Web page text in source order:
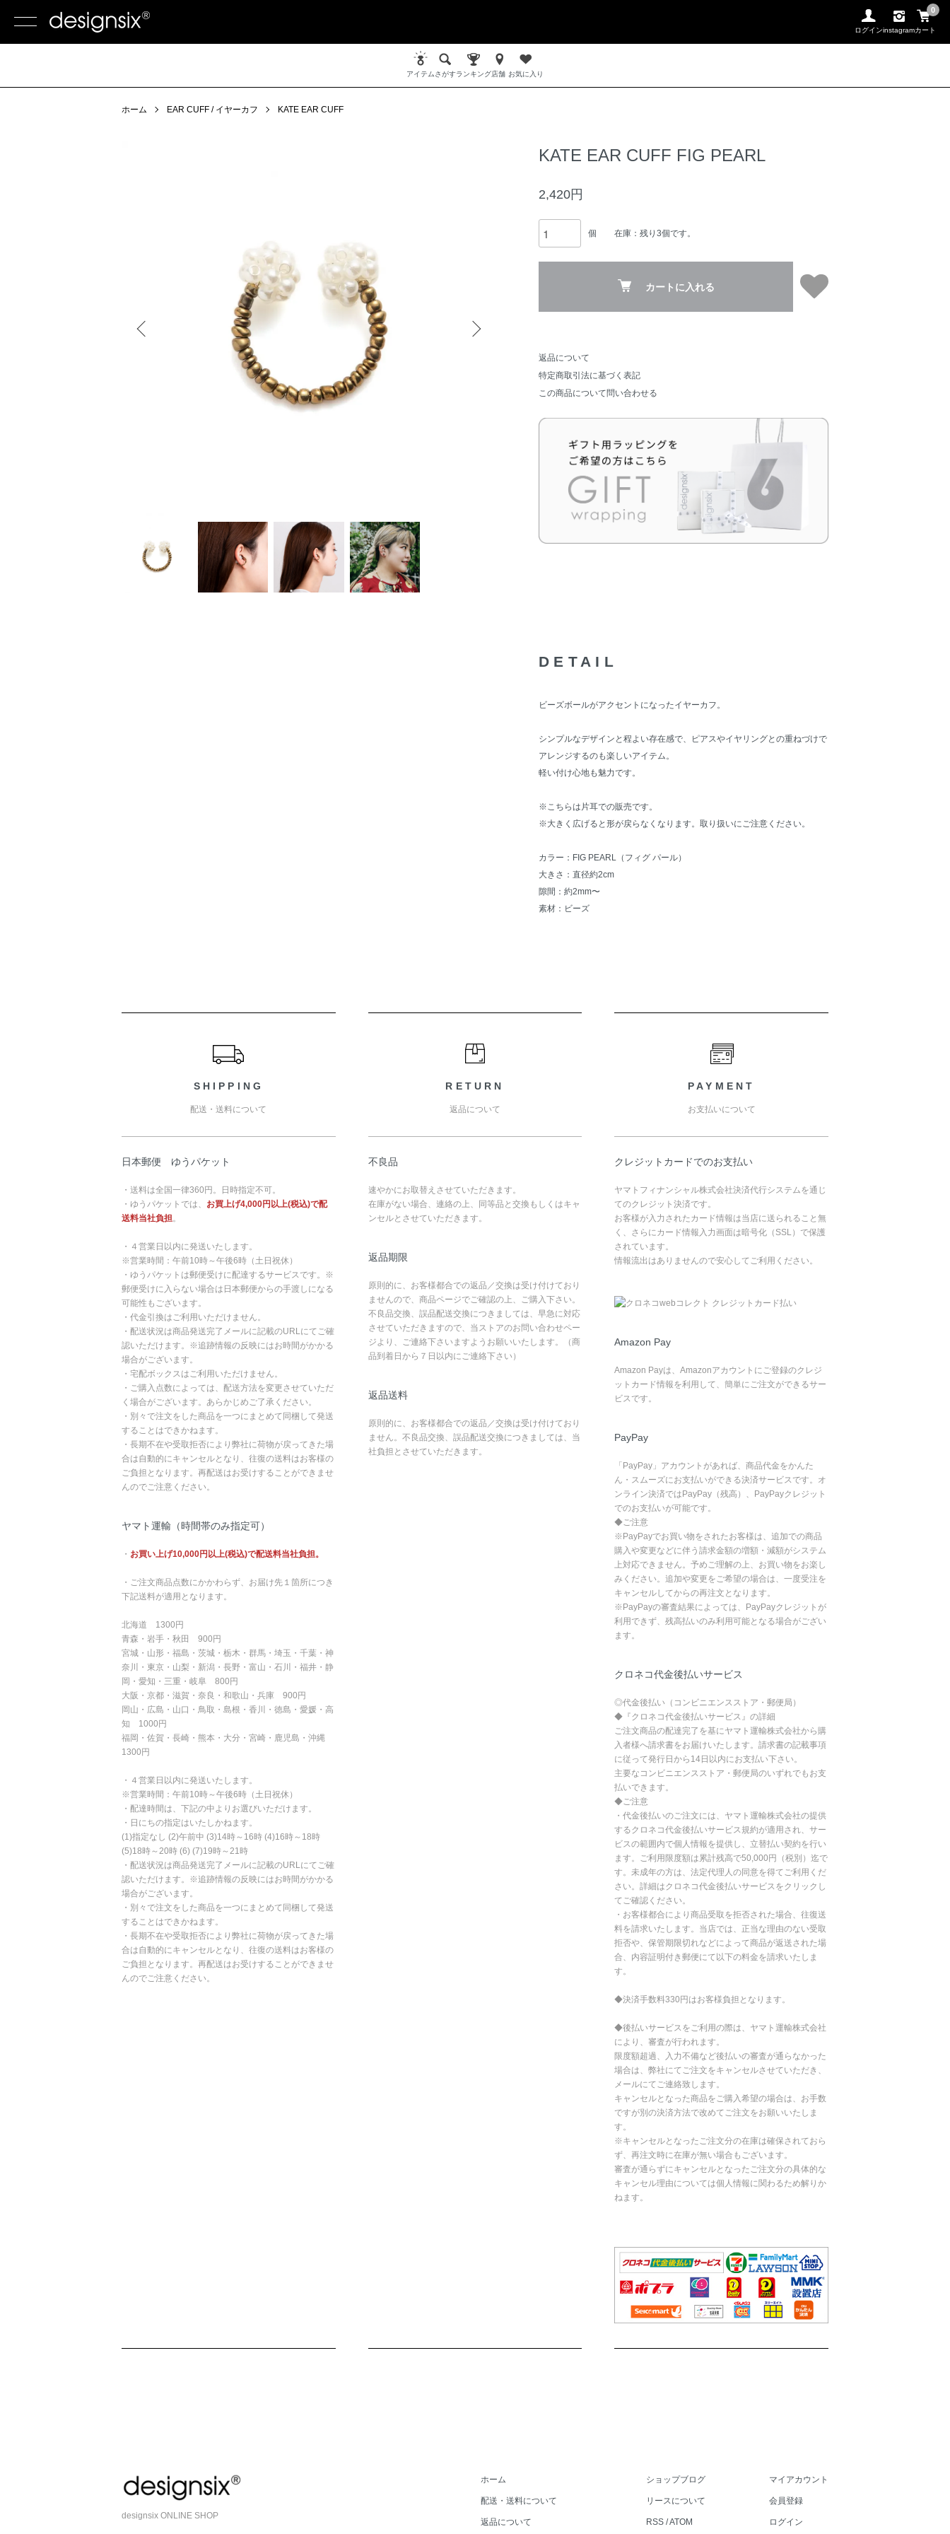
ログインinstagram
0
カート
アイテムさがすランキング店舗 お気に入り
ホーム EAR CUFF / イヤーカフ KATE EAR CUFF
KATE EAR CUFF FIG PEARL
2,420円
個 在庫：残り3個です。
カートに入れる
返品について
特定商取引法に基づく表記
この商品について問い合わせる
DETAIL
ビーズボールがアクセントになったイヤーカフ。
シンプルなデザインと程よい存在感で、ピアスやイヤリングとの重ねづけで
アレンジするのも楽しいアイテム。
軽い付け心地も魅力です。
※こちらは片耳での販売です。
※大きく広げると形が戻らなくなります。取り扱いにご注意ください。
カラー：FIG PEARL（フィグ パール）
大きさ：直径約2cm
隙間：約2mm〜
素材：ビーズ
SHIPPING
配送・送料について
日本郵便 ゆうパケット
・送料は全国一律360円。日時指定不可。
・ゆうパケットでは、 お買上げ4,000円以上(税込)で配
送料当社負担 。
・４営業日以内に発送いたします。
※営業時間：午前10時～午後6時（土日祝休）
・ゆうパケットは郵便受けに配達するサービスです。※
郵便受けに入らない場合は日本郵便からの手渡しになる
可能性もございます。
・代金引換はご利用いただけません。
・配送状況は商品発送完了メールに記載のURLにてご確
認いただけます。※追跡情報の反映にはお時間がかかる
場合がございます。
・宅配ボックスはご利用いただけません。
・ご購入点数によっては、配送方法を変更させていただ
く場合がございます。あらかじめご了承ください。
・別々で注文をした商品を一つにまとめて同梱して発送
することはできかねます。
・長期不在や受取拒否により弊社に荷物が戻ってきた場
合は自動的にキャンセルとなり、往復の送料はお客様の
ご負担となります。再配送はお受けすることができませ
んのでご注意ください。
ヤマト運輸（時間帯のみ指定可）
・ お買い上げ10,000円以上(税込)で配送料当社負担。
・ご注文商品点数にかかわらず、お届け先１箇所につき
下記送料が適用となります。
北海道 1300円
青森・岩手・秋田 900円
宮城・山形・福島・茨城・栃木・群馬・埼玉・千葉・神
奈川・東京・山梨・新潟・長野・富山・石川・福井・静
岡・愛知・三重・岐阜 800円
大阪・京都・滋賀・奈良・和歌山・兵庫 900円
岡山・広島・山口・鳥取・島根・香川・徳島・愛媛・高
知 1000円
福岡・佐賀・長崎・熊本・大分・宮崎・鹿児島・沖縄
1300円
・４営業日以内に発送いたします。
※営業時間：午前10時～午後6時（土日祝休）
・配達時間は、下記の中よりお選びいただけます。
・日にちの指定はいたしかねます。
(1)指定なし (2)午前中 (3)14時～16時 (4)16時～18時
(5)18時～20時 (6) (7)19時～21時
・配送状況は商品発送完了メールに記載のURLにてご確
認いただけます。※追跡情報の反映にはお時間がかかる
場合がございます。
・別々で注文をした商品を一つにまとめて同梱して発送
することはできかねます。
・長期不在や受取拒否により弊社に荷物が戻ってきた場
合は自動的にキャンセルとなり、往復の送料はお客様の
ご負担となります。再配送はお受けすることができませ
んのでご注意ください。
RETURN
返品について
不良品
速やかにお取替えさせていただきます。
在庫がない場合、連絡の上、同等品と交換もしくはキャ
ンセルとさせていただきます。
返品期限
原則的に、お客様都合での返品／交換は受け付けており
ませんので、商品ページでご確認の上、ご購入下さい。
不良品交換、誤品配送交換につきましては、早急に対応
させていただきますので、当ストアのお問い合わせペー
ジより、ご連絡下さいますようお願いいたします。（商
品到着日から７日以内にご連絡下さい）
返品送料
原則的に、お客様都合での返品／交換は受け付けており
ません。不良品交換、誤品配送交換につきましては、当
社負担とさせていただきます。
PAYMENT
お支払いについて
クレジットカードでのお支払い
ヤマトフィナンシャル株式会社決済代行システムを通じ
てのクレジット決済です。
お客様が入力されたカード情報は当店に送られること無
く、さらにカード情報入力画面は暗号化（SSL）で保護
されています。
情報流出はありませんので安心してご利用ください。
Amazon Pay
Amazon Payは、Amazonアカウントにご登録のクレジ
ットカード情報を利用して、簡単にご注文ができるサー
ビスです。
PayPay
「PayPay」アカウントがあれば、商品代金をかんた
ん・スムーズにお支払いができる決済サービスです。オ
ンライン決済ではPayPay（残高）、PayPayクレジット
でのお支払いが可能です。
◆ご注意
※PayPayでお買い物をされたお客様は、追加での商品
購入や変更などに伴う請求金額の増額・減額がシステム
上対応できません。予めご理解の上、お買い物をお楽し
みください。追加や変更をご希望の場合は、一度受注を
キャンセルしてからの再注文となります。
※PayPayの審査結果によっては、PayPayクレジットが
利用できず、残高払いのみ利用可能となる場合がござい
ます。
クロネコ代金後払いサービス
◎代金後払い（コンビニエンスストア・郵便局）
◆『クロネコ代金後払いサービス』の詳細
ご注文商品の配達完了を基にヤマト運輸株式会社から購
入者様へ請求書をお届けいたします。請求書の記載事項
に従って発行日から14日以内にお支払い下さい。
主要なコンビニエンスストア・郵便局のいずれでもお支
払いできます。
◆ご注意
・代金後払いのご注文には、ヤマト運輸株式会社の提供
するクロネコ代金後払いサービス規約が適用され、サー
ビスの範囲内で個人情報を提供し、立替払い契約を行い
ます。ご利用限度額は累計残高で50,000円（税別）迄で
す。未成年の方は、法定代理人の同意を得てご利用くだ
さい。詳細はクロネコ代金後払いサービスをクリックし
てご確認ください。
・お客様都合により商品受取を拒否された場合、往復送
料を請求いたします。当店では、正当な理由のない受取
拒否や、保管期限切れなどによって商品が返送された場
合、内容証明付き郵便にて以下の料金を請求いたしま
す。
◆決済手数料330円はお客様負担となります。
◆後払いサービスをご利用の際は、ヤマト運輸株式会社
により、審査が行われます。
限度額超過、入力不備など後払いの審査が通らなかった
場合は、弊社にてご注文をキャンセルさせていただき、
メールにてご連絡致します。
キャンセルとなった商品をご購入希望の場合は、お手数
ですが別の決済方法で改めてご注文をお願いいたしま
す。
※キャンセルとなったご注文分の在庫は確保されておら
ず、再注文時に在庫が無い場合もございます。
審査が通らずにキャンセルとなったご注文分の具体的な
キャンセル理由については個人情報に関わるため解りか
ねます。
designsix ONLINE SHOP
ホーム
配送・送料について
返品について
ショップブログ
リースについて
RSS /ATOM
マイアカウント
会員登録
ログイン